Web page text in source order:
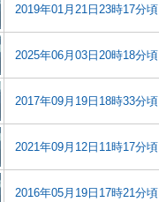
2019年01月21日23時17分頃
2025年06月03日20時18分頃
2017年09月19日18時33分頃
2021年09月12日11時17分頃
2016年05月19日17時21分頃